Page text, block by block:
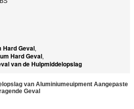
Hard Geval,
Hard Geval,
van de Hulpmiddelopslag
van Aluminiumeuipment Aangepaste
Geval